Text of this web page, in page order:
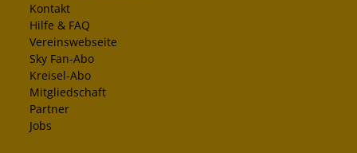
Kontakt
Hilfe & FAQ
Vereinswebseite
Sky Fan-Abo
Kreisel-Abo
Mitgliedschaft
Partner
Jobs